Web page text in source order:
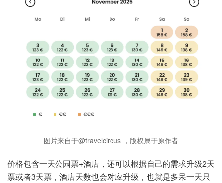
图片来自于@travelcircus ，版权属于原作者
价格包含一天公园票+酒店，还可以根据自己的需求升级2天
票或者3天票，酒店天数也会对应升级，也就是多呆一天只